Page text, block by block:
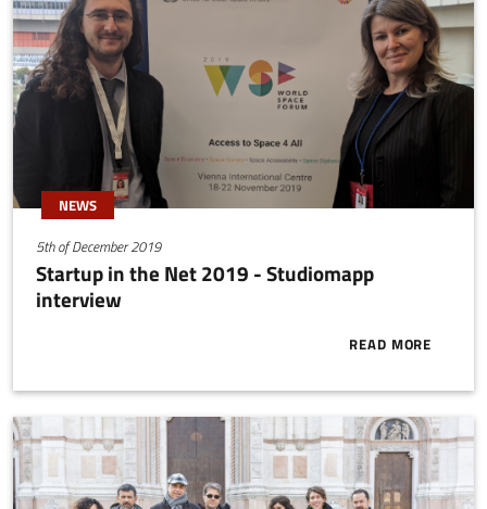
NEWS
5th of December 2019
Startup in the Net 2019 - Studiomapp
interview
READ MORE
ABOUT